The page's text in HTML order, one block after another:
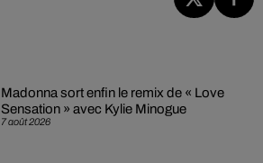
7 août 2026
Madonna sort enfin le remix de « Love
Sensation » avec Kylie Minogue